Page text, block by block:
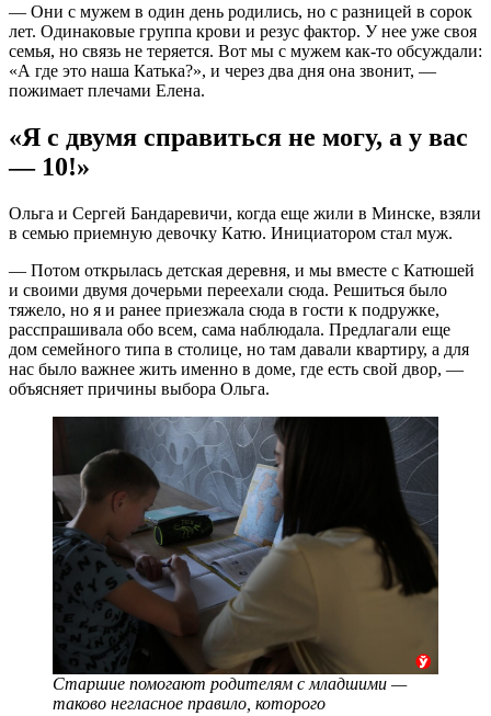
— Они с мужем в один день родились, но с разницей в сорок
лет. Одинаковые группа крови и резус фактор. У нее уже своя
семья, но связь не теряется. Вот мы с мужем как-то обсуждали:
«А где это наша Катька?», и через два дня она звонит, —
пожимает плечами Елена.
«Я с двумя справиться не могу, а у вас
— 10!»
Ольга и Сергей Бандаревичи, когда еще жили в Минске, взяли
в семью приемную девочку Катю. Инициатором стал муж.
— Потом открылась детская деревня, и мы вместе с Катюшей
и своими двумя дочерьми переехали сюда. Решиться было
тяжело, но я и ранее приезжала сюда в гости к подружке,
расспрашивала обо всем, сама наблюдала. Предлагали еще
дом семейного типа в столице, но там давали квартиру, а для
нас было важнее жить именно в доме, где есть свой двор, —
объясняет причины выбора Ольга.
Старшие помогают родителям с младшими —
таково негласное правило, которого